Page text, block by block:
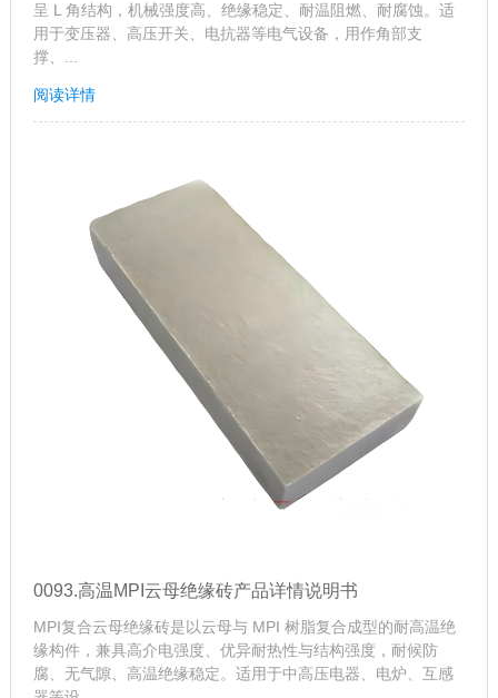
呈 L 角结构，机械强度高、绝缘稳定、耐温阻燃、耐腐蚀。适
用于变压器、高压开关、电抗器等电气设备，用作角部支
撑、...
阅读详情
0093.高温MPI云母绝缘砖产品详情说明书
MPI复合云母绝缘砖是以云母与 MPI 树脂复合成型的耐高温绝
缘构件，兼具高介电强度、优异耐热性与结构强度，耐候防
腐、无气隙、高温绝缘稳定。适用于中高压电器、电炉、互感